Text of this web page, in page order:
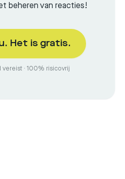
beheren van reacties!
Het is gratis.
· 100% risicovrij